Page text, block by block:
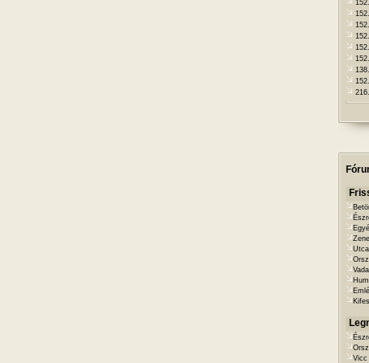
Zene
Vicc